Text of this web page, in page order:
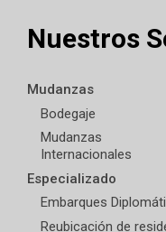
Nuestros
Mudanzas
Bodegaje
Mudanzas
Internacionales
Especializado
Embarques
Reubicación de